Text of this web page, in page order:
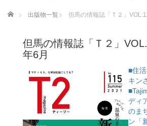
ホーム 出版物一覧 但馬の情報誌「Ｔ２」
但馬の情報誌「Ｔ２」
年6月
■住
キン
ディ
のま
ン「